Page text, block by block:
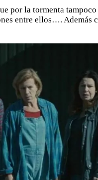
por la tormenta
entre ellos….